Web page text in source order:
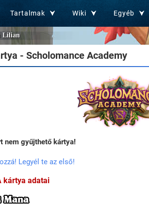
Tartalmak Wiki Egyéb
Lilian
- Scholomance Academy
nem gyűjthető kártya!
Legyél te az első!
kártya adatai
Mana